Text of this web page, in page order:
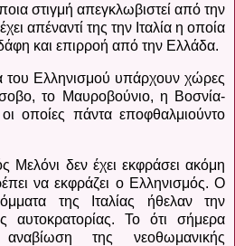
στιγμή απεγκλωβιστεί από την
απέναντί της την Ιταλία η οποία
και επιρροή από την Ελλάδα.
του Ελληνισμού υπάρχουν χώρες
το Μαυροβούνιο, η Βοσνία-
οποίες πάντα εποφθαλμιούντο
δεν έχει εκφράσει ακόμη
να εκφράζει ο Ελληνισμός. Ο
της Ιταλίας ήθελαν την
αυτοκρατορίας. Το ότι σήμερα
αναβίωση της νεοθωμανικής